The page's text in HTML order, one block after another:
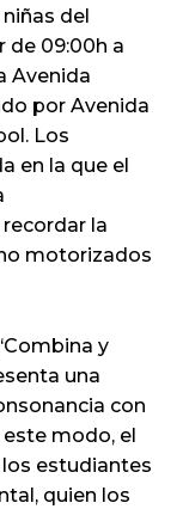
del
de 09:00h a
Avenida
por Avenida
Los
en la que el
la
motorizados
y
una
con
modo, el
estudiantes
quien los